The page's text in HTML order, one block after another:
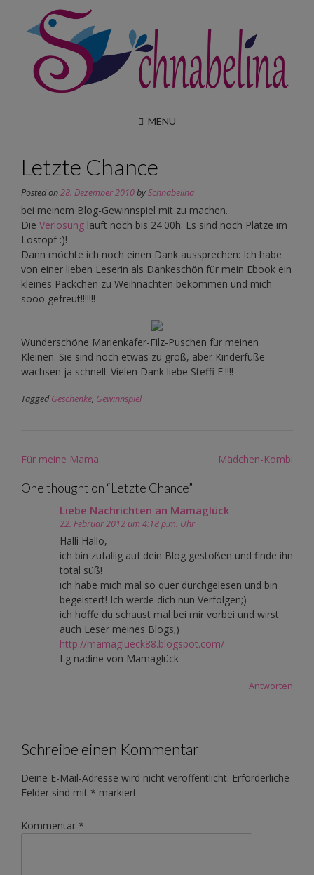
content
MENU
Letzte Chance
Posted on28. Dezember 2010bySchnabelina
bei meinem Blog-Gewinnspiel mit zu machen.
Die Verlosung läuft noch bis 24.00h. Es sind noch Plätze im
Lostopf :)!
Dann möchte ich noch einen Dank aussprechen: Ich habe
von einer lieben Leserin als Dankeschön für mein Ebook ein
kleines Päckchen zu Weihnachten bekommen und mich
sooo gefreut!!!!!!!
Wunderschöne Marienkäfer-Filz-Puschen für meinen
Kleinen. Sie sind noch etwas zu groß, aber Kinderfüße
wachsen ja schnell. Vielen Dank liebe Steffi F.!!!!
TaggedGeschenke, Gewinnspiel
Post
Für meine Mama Mädchen-Kombi
One thought on “Letzte Chance”
Liebe Nachrichten an Mamaglück
22. Februar 2012 um 4:18 p.m. Uhr
Halli Hallo,
ich bin zufällig auf dein Blog gestoßen und finde ihn
total süß!
ich habe mich mal so quer durchgelesen und bin
begeistert! Ich werde dich nun Verfolgen;)
ich hoffe du schaust mal bei mir vorbei und wirst
auch Leser meines Blogs;)
http://mamaglueck88.blogspot.com/
Lg nadine von Mamaglück
Antworten
Schreibe einen Kommentar
Deine E-Mail-Adresse wird nicht veröffentlicht. Erforderliche
Felder sind mit * markiert
Kommentar *